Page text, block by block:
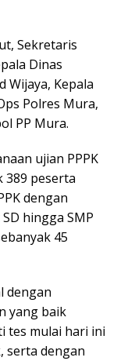
Sekretaris
Dinas
Wijaya, Kepala
Polres Mura,
PP Mura.
ujian PPPK
389 peserta
dengan
hingga SMP
45
dengan
yang baik
tes mulai hari ini
serta dengan